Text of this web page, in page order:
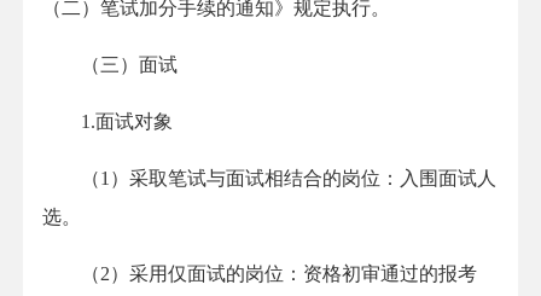
（二）笔试加分手续的通知》规定执行。
（三）面试
1.面试对象
（1）采取笔试与面试相结合的岗位：入围面试人
选。
（2）采用仅面试的岗位：资格初审通过的报考